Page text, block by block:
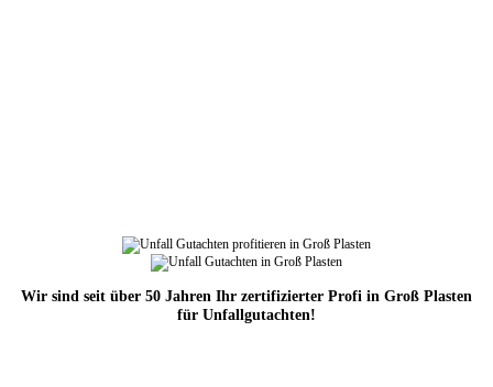
Wir sind seit über 50 Jahren Ihr zertifizierter Profi in Groß Plasten
für Unfallgutachten!